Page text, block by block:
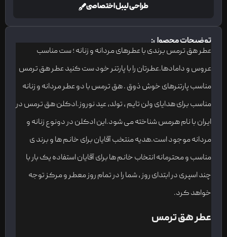
طراحی لیبل اختصاصی
توضیحات محصول:
عطر هق ترمس برندی با عطرهای مردانه و زنانه ؛ ست مناسب
عروس و دامادها.عطرتان را با پارتنر خود ست کنید عطر هق ترمس
مناسب پارتنرهای خوش ذوق . هق ترمس با دو عطر مردانه و زنانه
مناسب برای هدایای ولن تایم ، تولد، عید نوروز.ادکلن هق ترمس در
ایران با نام هرمس شناخته می شود.این ادکلن در دونوع زنانه و
مردانه موجود است.هدیه منتخب آقایان برای خانم ها و برند ی
مناسب و محترمانه انتخاب خانم ها برای آقایان استفاده یک بار با
چند اسپری در ابتدای روز ، شما را در تمام روز معطر و مرکز توجه
خواهد کرد.
عطر هق ترمس